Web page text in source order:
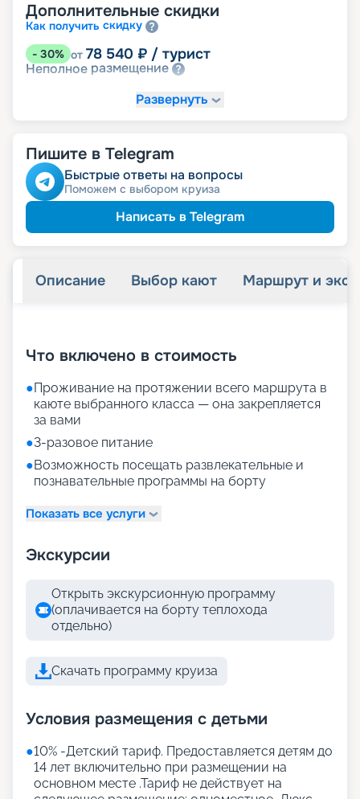
Дополнительные скидки
Как получить скидку
- 30% от 78 540 ₽ / турист
Неполное размещение
Развернуть
Пишите в Telegram
Быстрые ответы на вопросы
Поможем с выбором круиза
Написать в Telegram
Описание Выбор кают Маршрут и
Что включено в стоимость
●Проживание на протяжении всего маршрута в
каюте выбранного класса — она закрепляется
за вами
●3-разовое питание
●Возможность посещать развлекательные и
познавательные программы на борту
Показать все услуги
Экскурсии
Открыть экскурсионную программу
(оплачивается на борту теплохода
отдельно)
Скачать программу круиза
Условия размещения с детьми
●10% -Детский тариф. Предоставляется детям до
14 лет включительно при размещении на
основном месте .Тариф не действует на